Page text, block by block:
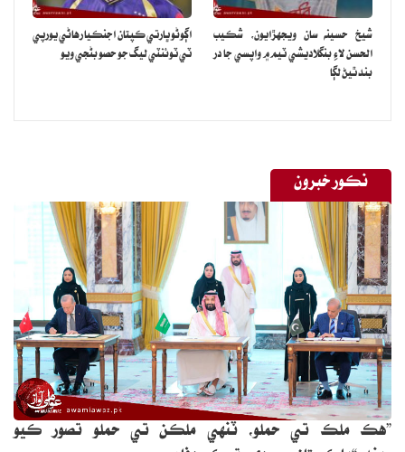
شيخ حسينه سان ويجهڙايون، شڪيب
الحسن لاءِ بنگلاديشي ٽيم ۾ واپسي جا در
بند ٿيڻ لڳا
اڳوڻو ڀارتي ڪپتان اجنڪيا رهاڻي يورپي
ٽي ٽوئنٽي ليگ جو حصو بڻجي ويو
نڪور خبرون
”هڪ ملڪ تي حملو، ٽنهي ملڪن تي حملو تصور ڪيو